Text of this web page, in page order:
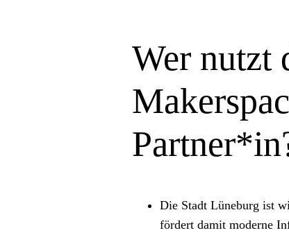
Wer nutzt
Die Stadt Lüneburg ist
fördert damit moderne